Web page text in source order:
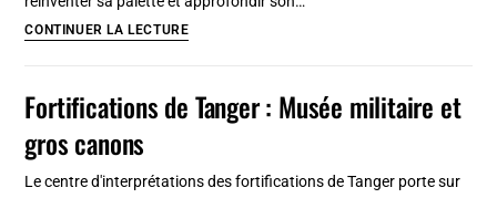
CONTINUER LA LECTUREHenri
Tanger
Fortifications de Tanger : Musée militaire et
gros canons
Le centre d'interprétations des fortifications de Tanger porte sur